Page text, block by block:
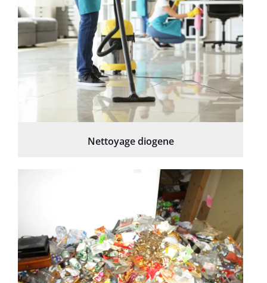
Nettoyage diogene